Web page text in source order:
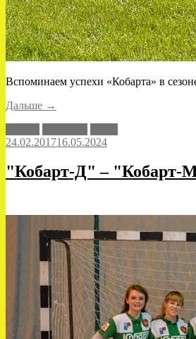
Вспоминаем успехи «Кобарта» в
Дальше «Победы
сезоне
2017»
→
24.02.201716.05.2024
"Кобарт-Д" – "Кобарт-